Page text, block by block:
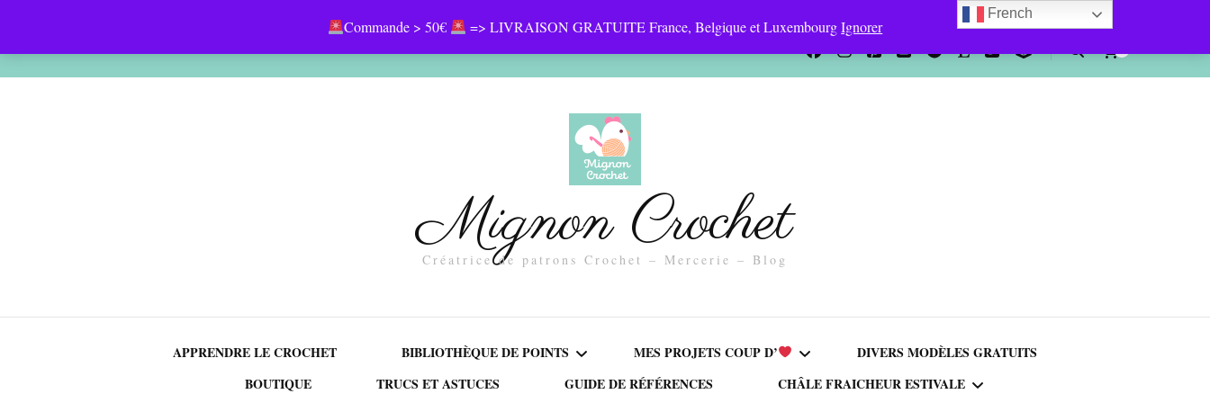
Commande > 50€ => LIVRAISON GRATUITE France, Belgique et LuxembourgIgnorer
Téléchargements Adresses Détails du compte Mot de passe perdu Newsletter
Mignon Crochet
Créatrice de patrons Crochet – Mercerie – Blog
APPRENDRE LE CROCHET BIBLIOTHÈQUE DE POINTS MES PROJETS COUP D’
DIVERS MODÈLES GRATUITS
BOUTIQUE
TRUCS ET ASTUCES GUIDE DE RÉFÉRENCES CHÂLE FRAICHEUR ESTIVALE
French